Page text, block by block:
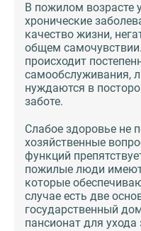
В пожилом возрасте
хронические
качество жизни,
общем
происходит
самообслуживания,
нуждаются в
заботе.
Слабое здоровье не
хозяйственные
функций
пожилые люди имеют
которые
случае есть две
государственный
пансионат для